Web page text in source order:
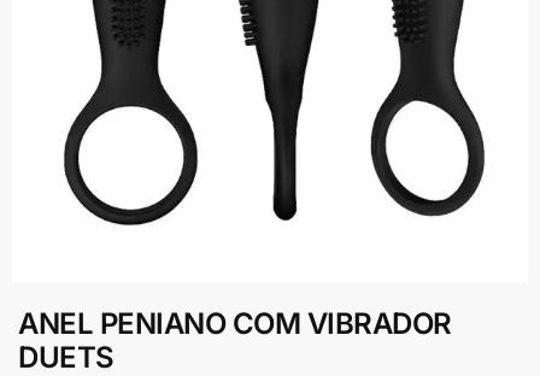
ANEL PENIANO COM VIBRADOR
DUETS